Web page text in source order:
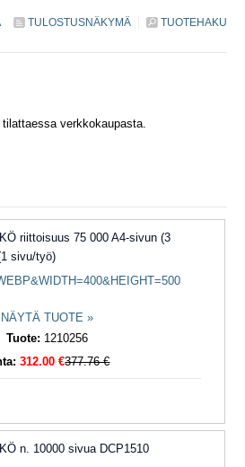
TUOTEHAKU
TULOSTUSNÄKYMÄ
verkkokaupasta.
riittoisuus 75 000 A4-sivun (3
sivu/työ)
NÄYTÄ TUOTE »
Tuote: 1210256
312.00 €377.76 €
n. 10000 sivua DCP1510